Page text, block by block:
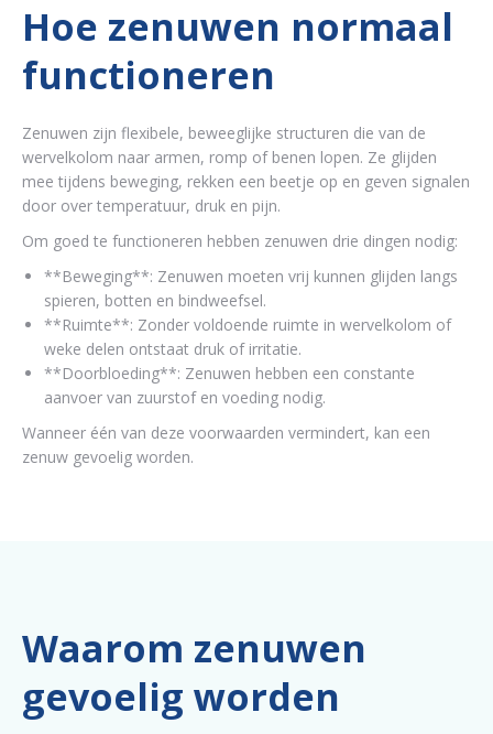
Hoe zenuwen normaal
functioneren
Zenuwen zijn flexibele, beweeglijke structuren die van de
wervelkolom naar armen, romp of benen lopen. Ze glijden
mee tijdens beweging, rekken een beetje op en geven signalen
door over temperatuur, druk en pijn.
Om goed te functioneren hebben zenuwen drie dingen nodig:
**Beweging**: Zenuwen moeten vrij kunnen glijden langs
spieren, botten en bindweefsel.
**Ruimte**: Zonder voldoende ruimte in wervelkolom of
weke delen ontstaat druk of irritatie.
**Doorbloeding**: Zenuwen hebben een constante
aanvoer van zuurstof en voeding nodig.
Wanneer één van deze voorwaarden vermindert, kan een
zenuw gevoelig worden.
Waarom zenuwen
gevoelig worden